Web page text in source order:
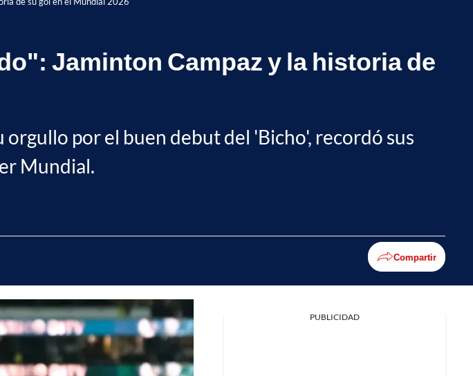
Jaminton Campaz y la historia de
por el buen debut del 'Bicho', recordó sus
Mundial.
Compartir
PUBLICIDAD